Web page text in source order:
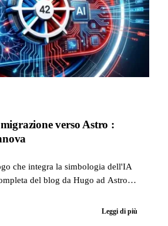
verso Astro :
che integra la simbologia dell'IA
del blog da Hugo ad Astro,
Leggi di più